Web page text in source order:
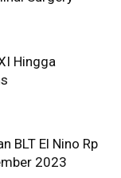
Hingga
BLT El Nino Rp
2023